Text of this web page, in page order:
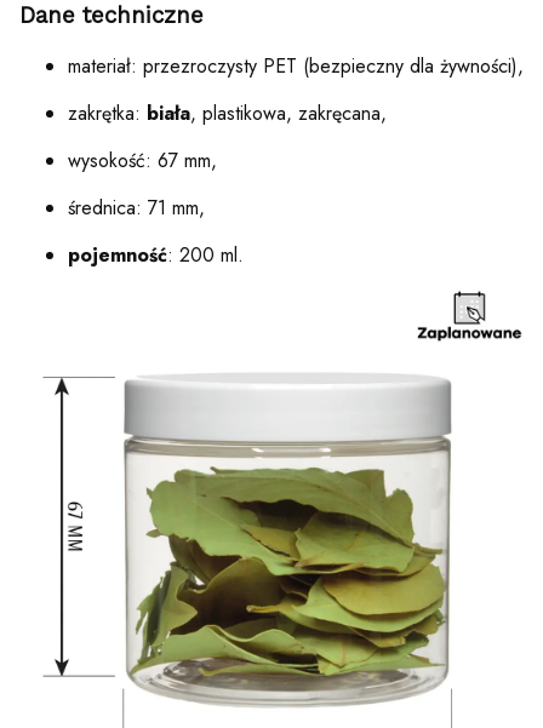
Dane techniczne
materiał: przezroczysty PET (bezpieczny dla żywności),
zakrętka: biała, plastikowa, zakręcana,
wysokość: 67 mm,
średnica: 71 mm,
pojemność: 200 ml.